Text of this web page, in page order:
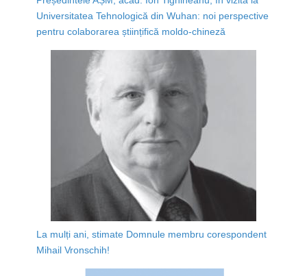
Universitatea Tehnologică din Wuhan: noi perspective
pentru colaborarea științifică moldo-chineză
La mulți ani, stimate Domnule membru corespondent
Mihail Vronschih!